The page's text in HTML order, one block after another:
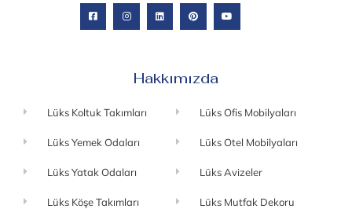
Hakkımızda
Lüks Koltuk Takımları
Lüks Yemek Odaları
Lüks Yatak Odaları
Lüks Köşe Takımları
Lüks Ofis Mobilyaları
Lüks Otel Mobilyaları
Lüks Avizeler
Lüks Mutfak Dekoru